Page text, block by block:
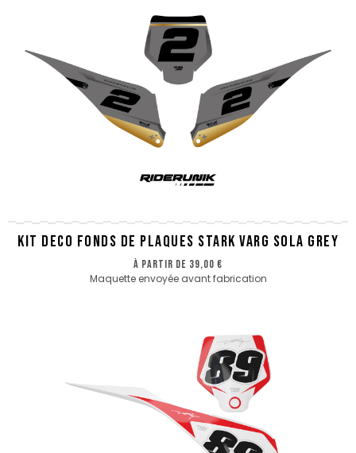
KIT DECO FONDS DE PLAQUES STARK VARG SOLA GREY
à partir de 39,00 €
Maquette envoyée avant fabrication